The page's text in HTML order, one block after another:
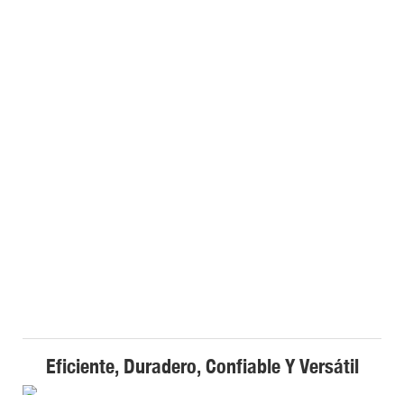
Eficiente, Duradero, Confiable Y Versátil